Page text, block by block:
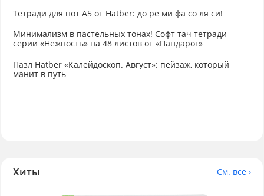
Тетради для нот А5 от Hatber: до ре ми фа со ля си!
Минимализм в пастельных тонах! Софт тач тетради
серии «Нежность» на 48 листов от «Пандарог»
Пазл Hatber «Калейдоскоп. Август»: пейзаж, который
манит в путь
Хиты См. все ›